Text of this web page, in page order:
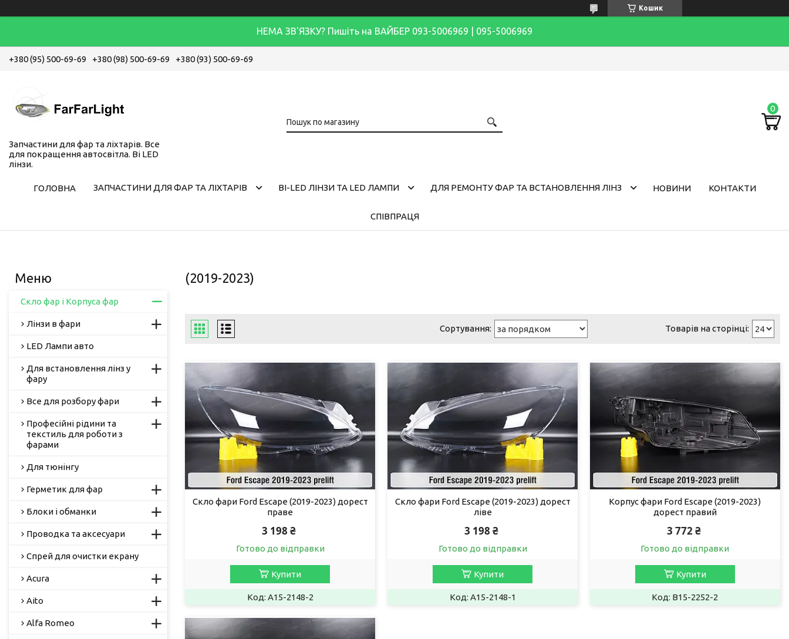
Кошик
НЕМА ЗВ'ЯЗКУ? Пишіть на ВАЙБЕР 093-5006969 | 095-5006969
+380 (95) 500-69-69 +380 (98) 500-69-69 +380 (93) 500-69-69
Запчастини для фар та ліхтарів. Все
для покращення автосвітла. Bi LED
лінзи.
ГОЛОВНА ЗАПЧАСТИНИ ДЛЯ ФАР ТА ЛІХТАРІВ BI-LED ЛІНЗИ ТА LED ЛАМПИ ДЛЯ РЕМОНТУ ФАР ТА ВСТАНОВЛЕННЯ ЛІНЗ НОВИНИ КОНТАКТИ
СПІВПРАЦЯ
(2019-2023)
Скло фари Ford Escape (2019-2023) дорест
праве
3 198 ₴
Готово до відправки
Купити
A15-2148-2
Скло фари Ford Escape (2019-2023) дорест
ліве
3 198 ₴
Готово до відправки
Купити
A15-2148-1
Корпус фари Ford Escape (2019-2023)
дорест правий
3 772 ₴
Готово до відправки
Купити
B15-2252-2
Скло фар і Корпуса фар
Лінзи в фари
LED Лампи авто
Для встановлення лінз у
фару
Все для розбору фари
Професійні рідини та
текстиль для роботи з
фарами
Для тюнінгу
Герметик для фар
Блоки і обманки
Проводка та аксесуари
Спрей для очистки екрану
Acura
Aito
Alfa Romeo